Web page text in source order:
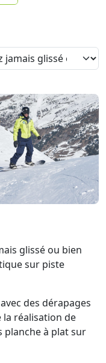
glissé ou bien
sur piste
des dérapages
réalisation de
planche à plat sur